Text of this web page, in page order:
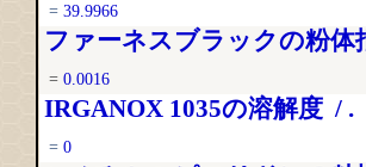
= 39.9966
ファーネスブラックの粉
= 0.0016
IRGANOX 1035の溶解度 / .
= 0